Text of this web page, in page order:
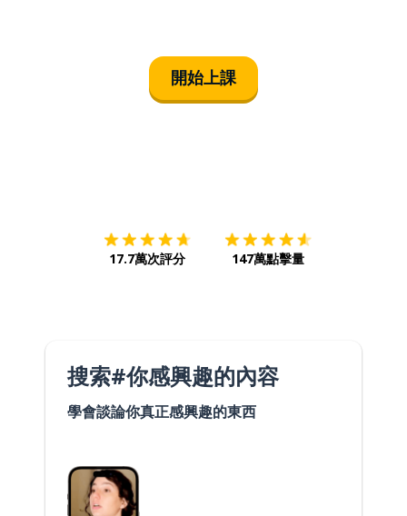
開始上課
17.7萬次評分 147萬點擊量
搜索#你感興趣的內容
學會談論你真正感興趣的東西